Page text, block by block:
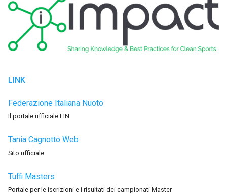
LINK
Federazione Italiana Nuoto
Il portale ufficiale FIN
Tania Cagnotto Web
Sito ufficiale
Tuffi Masters
Portale per le iscrizioni e i risultati dei campionati Master